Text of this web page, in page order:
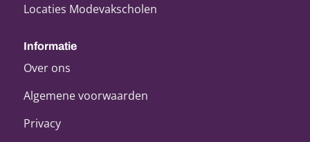
Locaties Modevakscholen
Informatie
Over ons
Algemene voorwaarden
Privacy